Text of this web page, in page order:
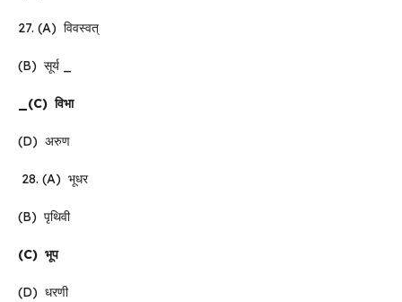
27. (A) विवस्वत्
(B) सूर्य _
_(C)विभा
(D) अरुण
28. (A) भूधर
(B) पृथिवी
(C) भूप
(D) धरणी